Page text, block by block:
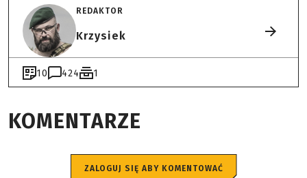
REDAKTOR
Krzysiek
10 424 1
KOMENTARZE
ZALOGUJ SIĘ ABY KOMENTOWAĆ